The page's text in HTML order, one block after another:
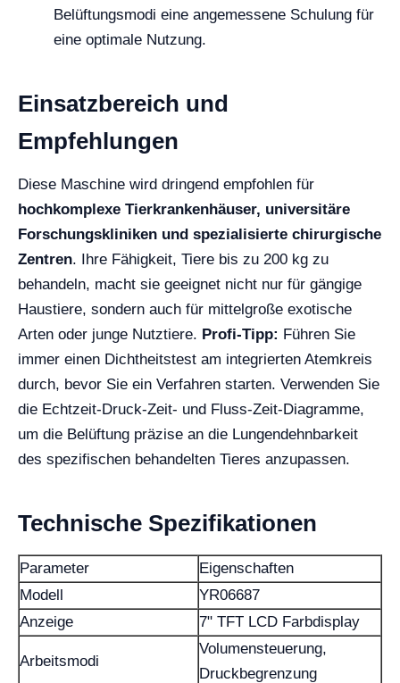
Belüftungsmodi eine angemessene Schulung für
eine optimale Nutzung.
Einsatzbereich und
Empfehlungen
Diese Maschine wird dringend empfohlen für
hochkomplexe Tierkrankenhäuser, universitäre
Forschungskliniken und spezialisierte chirurgische
Zentren. Ihre Fähigkeit, Tiere bis zu 200 kg zu
behandeln, macht sie geeignet nicht nur für gängige
Haustiere, sondern auch für mittelgroße exotische
Arten oder junge Nutztiere. Profi-Tipp: Führen Sie
immer einen Dichtheitstest am integrierten Atemkreis
durch, bevor Sie ein Verfahren starten. Verwenden Sie
die Echtzeit-Druck-Zeit- und Fluss-Zeit-Diagramme,
um die Belüftung präzise an die Lungendehnbarkeit
des spezifischen behandelten Tieres anzupassen.
Technische Spezifikationen
Parameter
Eigenschaften
Modell
YR06687
Anzeige
7" TFT LCD Farbdisplay
Arbeitsmodi
Volumensteuerung,
Druckbegrenzung